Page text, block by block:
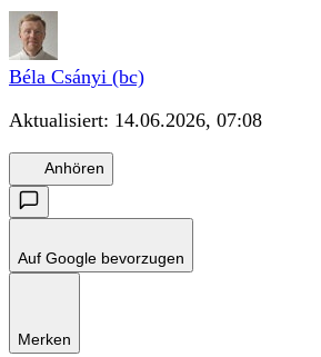
Béla Csányi (bc)
Aktualisiert: 14.06.2026, 07:08
Anhören
Auf Google bevorzugen
Merken